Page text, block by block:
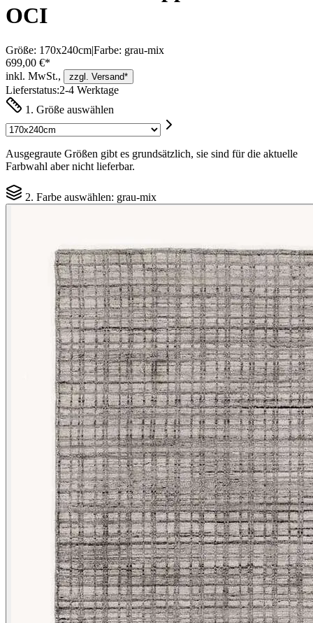
OCI
Größe: 170x240cm|Farbe: grau-mix
699,00 €*
inkl. MwSt.,
zzgl. Versand*
Lieferstatus:2-4 Werktage
1. Größe auswählen
Ausgegraute Größen gibt es grundsätzlich, sie sind für die aktuelle
Farbwahl aber nicht lieferbar.
2. Farbe auswählen: grau-mix